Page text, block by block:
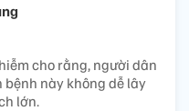
cho rằng, người dân
này không dễ lây
lớn.